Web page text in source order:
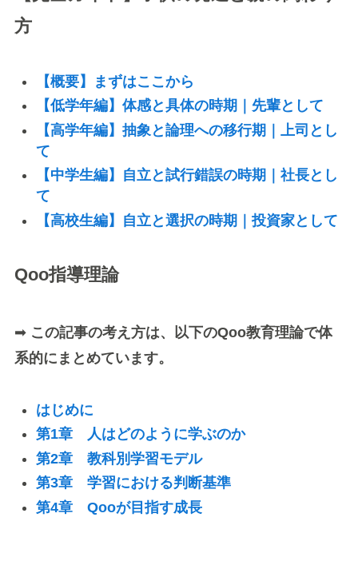
方
【概要】まずはここから
【低学年編】体感と具体の時期｜先輩として
【高学年編】抽象と論理への移行期｜上司とし
て
【中学生編】自立と試行錯誤の時期｜社長とし
て
【高校生編】自立と選択の時期｜投資家として
Qoo指導理論
➡ この記事の考え方は、以下のQoo教育理論で体
系的にまとめています。
はじめに
第1章 人はどのように学ぶのか
第2章 教科別学習モデル
第3章 学習における判断基準
第4章 Qooが目指す成長